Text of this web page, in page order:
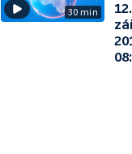
30 min
12.